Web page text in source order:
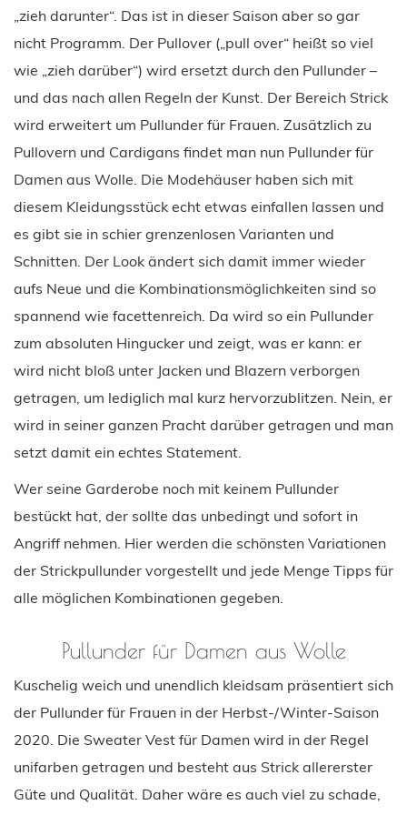
„zieh darunter“. Das ist in dieser Saison aber so gar
nicht Programm. Der Pullover („pull over“ heißt so viel
wie „zieh darüber“) wird ersetzt durch den Pullunder –
und das nach allen Regeln der Kunst. Der Bereich Strick
wird erweitert um Pullunder für Frauen. Zusätzlich zu
Pullovern und Cardigans findet man nun Pullunder für
Damen aus Wolle. Die Modehäuser haben sich mit
diesem Kleidungsstück echt etwas einfallen lassen und
es gibt sie in schier grenzenlosen Varianten und
Schnitten. Der Look ändert sich damit immer wieder
aufs Neue und die Kombinationsmöglichkeiten sind so
spannend wie facettenreich. Da wird so ein Pullunder
zum absoluten Hingucker und zeigt, was er kann: er
wird nicht bloß unter Jacken und Blazern verborgen
getragen, um lediglich mal kurz hervorzublitzen. Nein, er
wird in seiner ganzen Pracht darüber getragen und man
setzt damit ein echtes Statement.
Wer seine Garderobe noch mit keinem Pullunder
bestückt hat, der sollte das unbedingt und sofort in
Angriff nehmen. Hier werden die schönsten Variationen
der Strickpullunder vorgestellt und jede Menge Tipps für
alle möglichen Kombinationen gegeben.
Pullunder für Damen aus Wolle
Kuschelig weich und unendlich kleidsam präsentiert sich
der Pullunder für Frauen in der Herbst-/Winter-Saison
2020. Die Sweater Vest für Damen wird in der Regel
unifarben getragen und besteht aus Strick allererster
Güte und Qualität. Daher wäre es auch viel zu schade,